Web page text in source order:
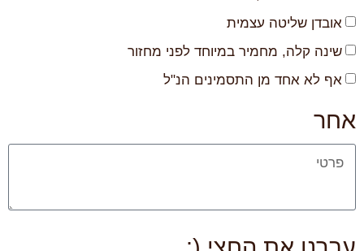
אובדן שליטה עצמית
שינה קלה, מחמיר במיוחד לפני מחזור
אף לא אחד מן התסמינים הנ"ל
אחר